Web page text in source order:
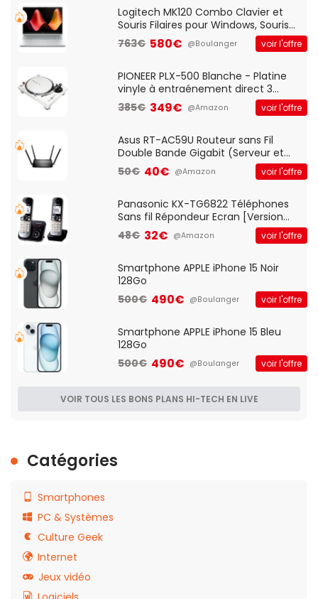
QWERTY UK - Noir
Logitech MK120 Combo Clavier et
Souris Filaires pour Windows, Souris
Optique Filaire, Connexion USB Plug
And Play, Confortable, Taille
QWERTY UK - Noir
763€ 580€ @Boulanger voir l'offre
PIONEER PLX-500 Blanche - Platine
vinyle à entraénement direct 3
vitesses (33-45-78 trs/min) avec
pre-ampli intégré et port USB
385€ 349€ @Amazon voir l'offre
Asus RT-AC59U Routeur sans Fil
Double Bande Gigabit (Serveur et
Client VPN, Triple Vlan, Mode Point
d'accès et Bridge, contrôle Parental,
50€ 40€ @Amazon voir l'offre
Panasonic KX-TG6822 Téléphones
Sans fil Répondeur Ecran [Version
Française]
48€ 32€ @Amazon voir l'offre
Smartphone APPLE iPhone 15 Noir
128Go
500€ 490€ @Boulanger voir l'offre
Smartphone APPLE iPhone 15 Bleu
128Go
500€ 490€ @Boulanger voir l'offre
VOIR TOUS LES BONS PLANS HI-TECH EN LIVE
Catégories
Smartphones
PC & Systèmes
Culture Geek
Internet
Jeux vidéo